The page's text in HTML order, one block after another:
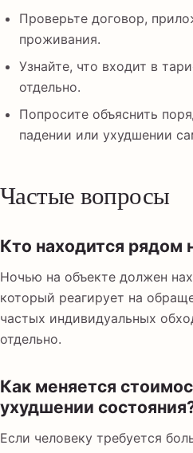
Проверьте договор,
проживания.
Узнайте, что входит в
отдельно.
Попросите объяснить
падении или ухудшении
Частые вопросы
Кто находится рядом
Ночью на объекте должен
который реагирует на
частых индивидуальных
отдельно.
Как меняется
ухудшении
Если человеку требуется